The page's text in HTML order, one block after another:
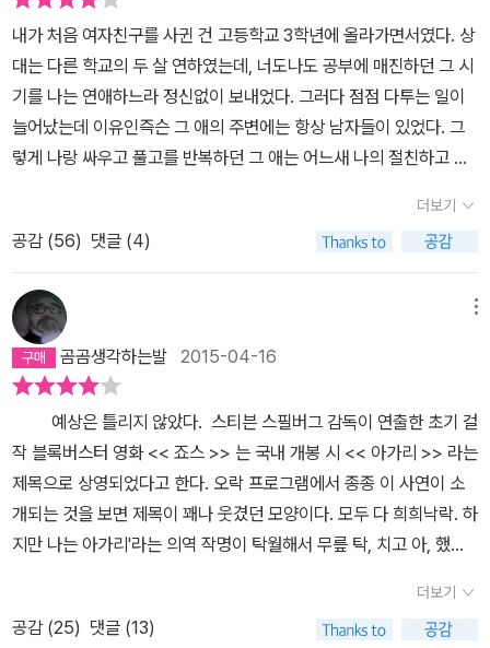
말로는 ‘결말의 느낌’ ‘결말의 예감’쯤 될 것이다. 끝까지 ‘감을 잡지
못하는 주인공’이 등장하는 이 소설의 두 가지 제목은 사뭇 반어적이
다. 하지만 이 반어는 냉소가 아니라 인간적 공감에 바쳐진 것이다. 이
책은 한평생 ‘문학의 소재가 된 적이’ 없을 평범한 삶을 살아온 사람,
비굴하게 ‘살아남아 이야기를 전하는’ 사람의 이야기다. 주인공 토니
는 젊은 시절 교사의 질문에 역사는 ‘승자들의 거짓말’이라고 답하나,
노년에 이르면 ‘역사는 살아남은 자, 대부분 승자도 패자도 아닌 이들
범하고 어리석어 발언권을 얻지 못했던 ‘대부분의 인생’, 즉 우리의 삶
을 극명하게 드러낸다. 그러나 그와 동시에 인간적인 위트와 깊은 회
한을 통해, 궁극의 휴머니즘으로 그것을 감싸안는다. 비수처럼 아픈
성찰과 자조가 전하는 묘한 치유력에는 읽는 이로 하여금 자신의 지
나온 시간과 다가올 미래를 납득하고 살아가게 하는 힘이 있다. 이 작
품이 부커상을 둘러싼 크고 작은 논란을 단순에 종식시킨 것도 바로
그런 점에서일 것이다. 길이나 가독성의 문제가 문학이냐 아니냐를
판단할 기준이 될 수 없듯, 반드시 문학상을 수상했다고 하여 역사에
길이 남을 고전으로 자리 잡는 것은 아니다. 그러나 ‘가독성’이라는 말
로 문단을 떠들썩하게 했던 맨부커상 심사위원장 스텔라 리밍턴은 맨
부커상 시상식장에서 다음과 같이 단언했다. “『예감은 틀리지 않는
다』는 영문학의 고전이 될 것이다. 두 번 세 번 거듭해 읽을 수 있는
작품은 많지 않다. 그러나 이 소설은 읽을 때마다 새로운 깊이를 드러
내가 처음 여자친구를 사귄 건 고등학교 3학년에 올라가면서였다. 상
대는 다른 학교의 두 살 연하였는데, 너도나도 공부에 매진하던 그 시
기를 나는 연애하느라 정신없이 보내었다. 그러다 점점 다투는 일이
늘어났는데 이유인즉슨 그 애의 주변에는 항상 남자들이 있었다. 그
렇게 나랑 싸우고 풀고를 반복하던 그 애는 어느새 나의 절친하고 눈
에 대한 맹비난의 글로 도배를 하였다. 우리를 모르는 제3자가 읽어
도 욕 나오지 않을 수 없게끔 정성을 다해 저격하였다. 그러나 두 사람
은 나와 주변의 시선에도 아랑곳하지 않았으며, 몇 년 뒤에는 결혼까
지 하여 또다시 충격과 증오를 안겨주었다. 그 시절 나는 매일같이 거
울 앞에 서서 온갖 저주를 퍼부었던 게 기억 난다. 그로부터 3년 뒤,
지인들이 그들의 이혼 소식을 들려주었다. 여자 쪽의 바람이었고, 그
내막은 여기에 담지 못할 만큼 추잡한 것이었다. 나는 수년간의 저주
가 이루어진 기쁨에서 오는 복잡 미묘함을 꽤 오랫동안 느껴야 했다.​
평소 사적인 이야기를 잘 하지 않는 편이나, 너무 내 것과 비슷하여 말
하지 않을 수가 없는 작품을 읽었다. 반스 행님의 대표작인 <예감은
틀리지 않는다>는, 오래 묵혀둔 내 기억의 파편들을 사정없이 끄집어
내어 이 야심한 밤에 나를 뒤숭숭하게 만들었다. 간단히 요약하자면
주인공의 전 여자친구 V가 절친과 사귀게 되자 이들에게 저주의 편지
를 아주 정성스레 써주었던 것이다. 이후 영문을 모르는 절친의 자살
더보기
공감 (56) 댓글 (4)
곰곰생각하는발 2015-04-16
예상은 틀리지 않았다. ​스티븐 스필버그 감독이 연출한 초기 걸
작 블록버스터 영화 << 죠스 >> 는 국내 개봉 시 << 아가리 >> 라는
제목으로 상영되었다고 한다. 오락 프로그램에서 종종 이 사연이 소
개되는 것을 보면 제목이 꽤나 웃겼던 모양이다. 모두 다 희희낙락. 하
지만 나는 아가리'라는 의역 작명이 탁월해서 무릎 탁, 치고 아, 했
했다. B급 영화'라면 제목 또한 B급스럽게 달아야 맛이 난다. 번역
작업이 오리지날에 충실해야 되는 것은 맞지만 직역 작명이 반드시
더보기
공감 (25) 댓글 (13)